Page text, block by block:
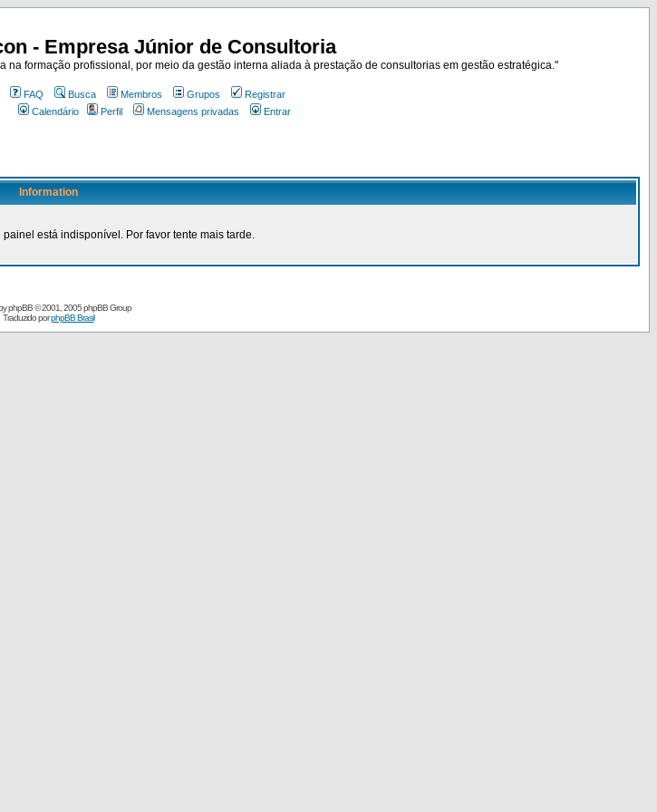
- Empresa Júnior de Consultoria
formação profissional, por meio da gestão interna aliada à prestação de consultorias em gestão estratégica."
FAQ Busca Membros Grupos
Registrar
Calendário
Perfil Mensagens privadas Entrar
Information
está indisponível. Por favor tente mais tarde.
phpBB© 2001, 2005 phpBB Group
Traduzido porphpBB Brasil